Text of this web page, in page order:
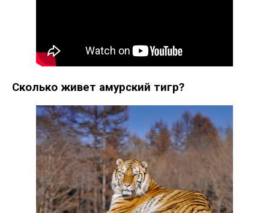
Сколько живет амурский тигр?